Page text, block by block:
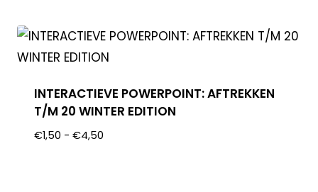
INTERACTIEVE POWERPOINT: AFTREKKEN
T/M 20 WINTER EDITION
€1,50 - €4,50